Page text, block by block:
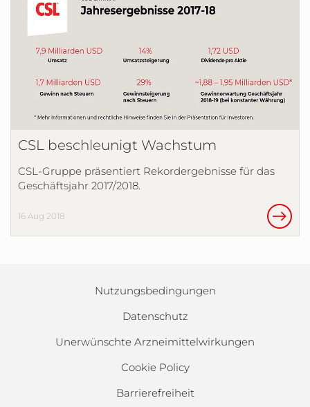
CSL beschleunigt Wachstum
CSL-Gruppe präsentiert Rekordergebnisse für das
Geschäftsjahr 2017/2018.
16 Aug 2018
Nutzungsbedingungen
Datenschutz
Unerwünschte Arzneimittelwirkungen
Cookie Policy
Barrierefreiheit